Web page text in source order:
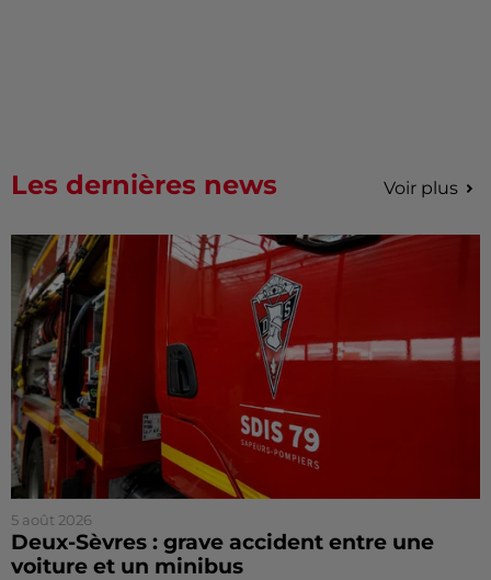
Les dernières news Voir plus
5 août 2026
Deux-Sèvres : grave accident entre une
voiture et un minibus